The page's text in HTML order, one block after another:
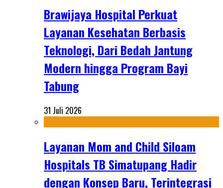
Brawijaya Hospital Perkuat
Layanan Kesehatan Berbasis
Teknologi, Dari Bedah Jantung
Modern hingga Program Bayi
Tabung
31 Juli 2026
Layanan Mom and Child Siloam
Hospitals TB Simatupang Hadir
dengan Konsep Baru, Terintegrasi